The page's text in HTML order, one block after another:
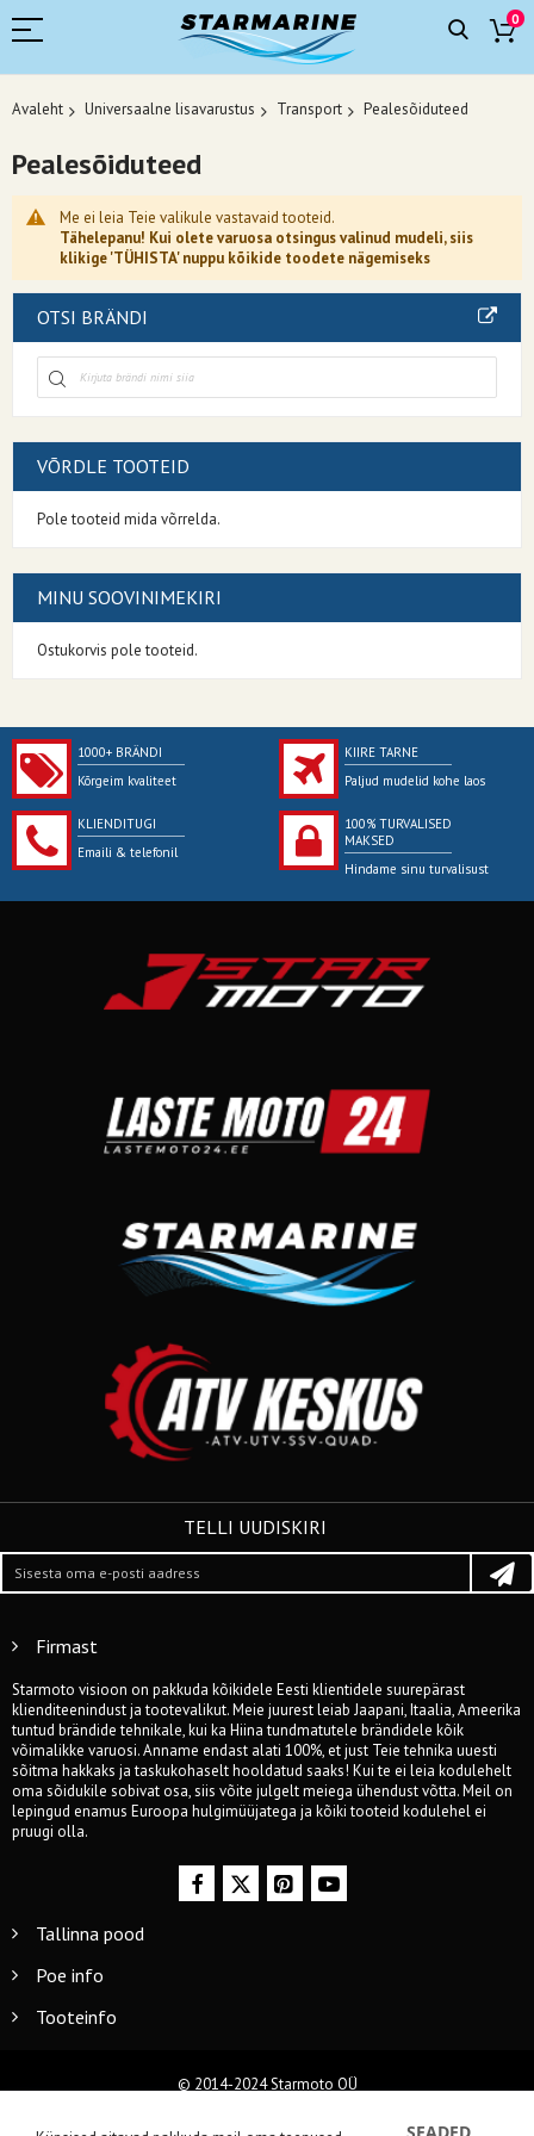
0
Avaleht Universaalne lisavarustus Transport Pealesõiduteed
Pealesõiduteed
Me ei leia Teie valikule vastavaid tooteid.
Tähelepanu! Kui olete varuosa otsingus valinud mudeli, siis
klikige 'TÜHISTA' nuppu kõikide toodete nägemiseks
OTSI BRÄNDI
VÕRDLE TOOTEID
Pole tooteid mida võrrelda.
MINU SOOVINIMEKIRI
Ostukorvis pole tooteid.
1000+ BRÄNDI
Kõrgeim kvaliteet
KIIRE TARNE
Paljud mudelid kohe laos
KLIENDITUGI
Emaili & telefonil
100% TURVALISED
MAKSED
Hindame sinu turvalisust
TELLI UUDISKIRI
Firmast
Starmoto visioon on pakkuda kõikidele Eesti klientidele suurepärast
klienditeenindust ja tootevalikut. Meie juurest leiab Jaapani, Itaalia, Ameerika
tuntud brändide tehnikale, kui ka Hiina tundmatutele brändidele kõik
võimalikke varuosi. Anname endast alati 100%, et just Teie tehnika uuesti
sõitma hakkaks ja taskukohaselt hooldatud saaks! Kui te ei leia kodulehelt
oma sõidukile sobivat osa, siis võite julgelt meiega ühendust võtta. Meil on
lepingud enamus Euroopa hulgimüüjatega ja kõiki tooteid kodulehel ei
pruugi olla.
Tallinna pood
Poe info
Tooteinfo
© 2014-2024 Starmoto OÜ